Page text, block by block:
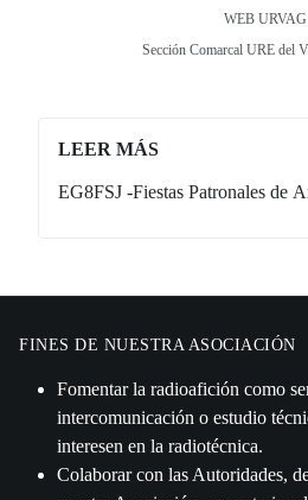
WEB URVAG
Sección Comarcal URE del
LEER MÁS
EG8FSJ -Fiestas Patronales de
FINES DE NUESTRA ASOCIACIÓN
Fomentar la radioafición como
intercomunicación o estudio
interesen en la radiotécnica.
Colaborar con las Autoridades,